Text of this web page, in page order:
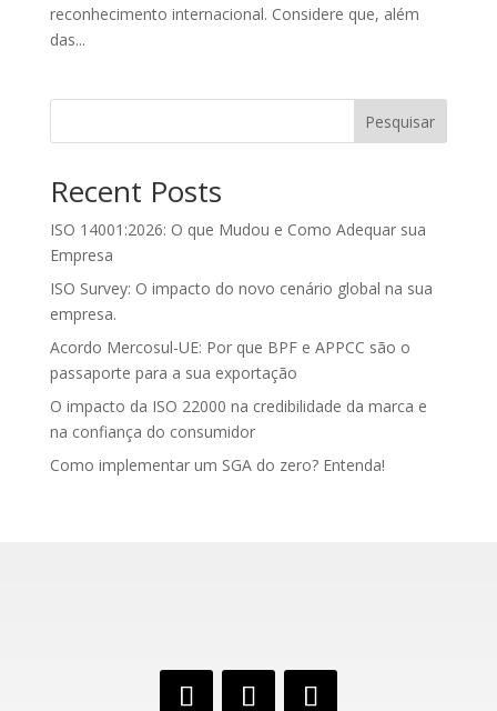
reconhecimento internacional. Considere que, além
das...
Pesquisar
Recent Posts
ISO 14001:2026: O que Mudou e Como Adequar sua
Empresa
ISO Survey: O impacto do novo cenário global na sua
empresa.
Acordo Mercosul-UE: Por que BPF e APPCC são o
passaporte para a sua exportação
O impacto da ISO 22000 na credibilidade da marca e
na confiança do consumidor
Como implementar um SGA do zero? Entenda!